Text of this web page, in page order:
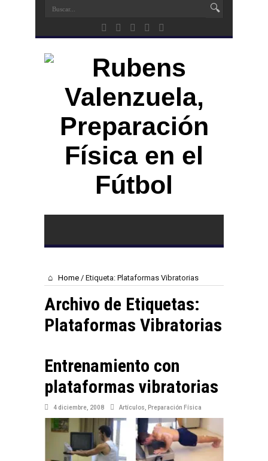
Home / Etiqueta: Plataformas Vibratorias
Archivo de Etiquetas:
Plataformas Vibratorias
Entrenamiento con
plataformas vibratorias
4 diciembre, 2008 Artículos Preparación Física